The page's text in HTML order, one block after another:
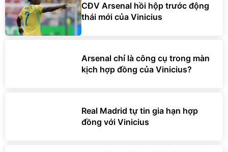
CĐV Arsenal hồi hộp trước động
thái mới của Vinicius
Arsenal chỉ là công cụ trong màn
kịch hợp đồng của Vinicius?
Real Madrid tự tin gia hạn hợp
đồng với Vinicius